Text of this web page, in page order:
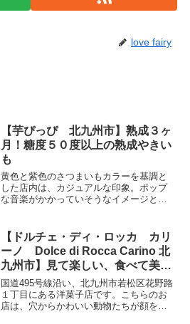
love fairy
【芋ぴっぴ 北九州市】熟成３ヶ
月！糖度５０度以上の熟成やきい
も
黄色と紫色のさつまいもカラーを基調と
した店内は、カジュアルな印象。ポップ
な音楽がかかっていそうなイメージとは
文字に誘われるように、奥へと進みま
す。北九州市小倉北区京町、井...
【ドルチェ・ディ・ロッカ カリ
ーノ Dolce di Rocca Carino 北
九州市】見て楽しい、食べて美味
しいケーキ
国道495号線沿い、北九州市若松区花野路
１丁目にある洋菓子店です。こちらのお
店は、穴からかわいい動物たちが顔を覗